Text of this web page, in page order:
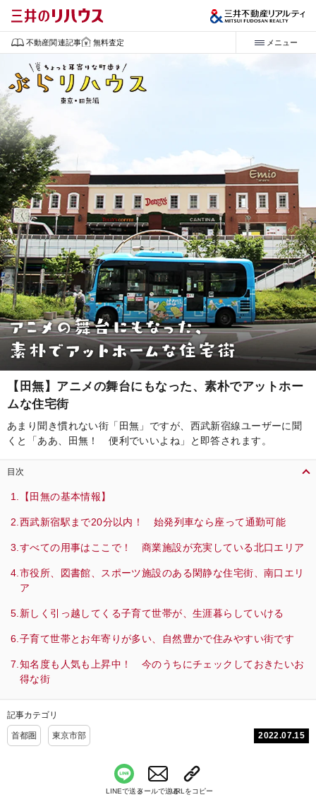
不動産関連記事 無料査定 メニュー
【田無】アニメの舞台にもなった、素朴でアットホー
ムな住宅街
あまり聞き慣れない街「田無」ですが、西武新宿線ユーザーに聞
くと「ああ、田無！ 便利でいいよね」と即答されます。
目次
【田無の基本情報】
西武新宿駅まで20分以内！ 始発列車なら座って通勤可能
すべての用事はここで！ 商業施設が充実している北口エリア
市役所、図書館、スポーツ施設のある閑静な住宅街、南口エリ
ア
新しく引っ越してくる子育て世帯が、生涯暮らしていける
子育て世帯とお年寄りが多い、自然豊かで住みやすい街です
知名度も人気も上昇中！ 今のうちにチェックしておきたいお
得な街
記事カテゴリ
首都圏 東京市部 2022.07.15
LINEで送るメールで送るURLをコピー